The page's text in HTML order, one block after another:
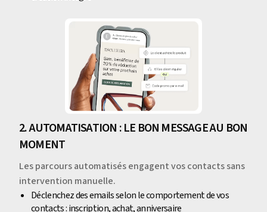
2. AUTOMATISATION : LE BON MESSAGE AU BON
MOMENT
Les parcours automatisés engagent vos contacts sans
intervention manuelle.
Déclenchez des emails selon le comportement de vos
contacts : inscription, achat, anniversaire